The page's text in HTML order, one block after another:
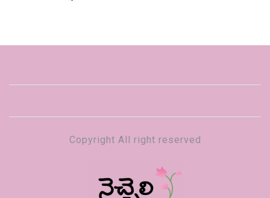
Copyright All right reserved